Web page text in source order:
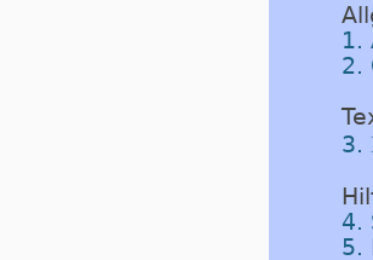
1.
2.
3.
4.
5.